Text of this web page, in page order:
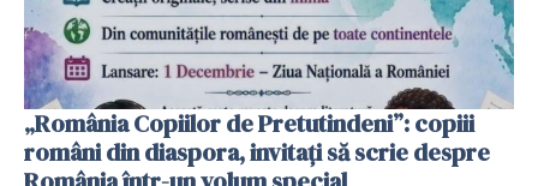
„România Copiilor de Pretutindeni”: copiii
români din diaspora, invitați să scrie despre